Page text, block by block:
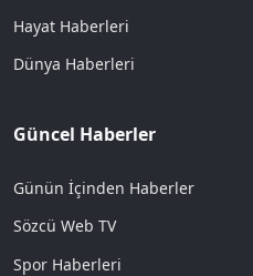
Hayat Haberleri
Dünya Haberleri
Güncel Haberler
Günün İçinden Haberler
Sözcü Web TV
Spor Haberleri